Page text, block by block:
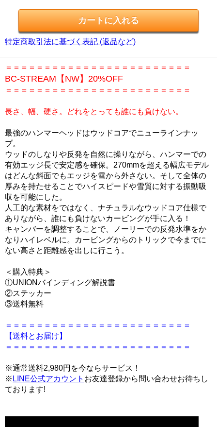
特定商取引法に基づく表記 (返品など)
＝＝＝＝＝＝＝＝＝＝＝＝＝＝＝＝＝＝＝＝＝＝＝＝
BC-STREAM【NW】20%OFF
＝＝＝＝＝＝＝＝＝＝＝＝＝＝＝＝＝＝＝＝＝＝＝＝
長さ、幅、硬さ。どれをとっても誰にも負けない。
最強のハンマーヘッドはウッドコアでニューラインナッ
プ。
ウッドのしなりや反発を自然に操りながら、ハンマーでの
有効エッジ長で安定感を確保。270mmを超える幅広モデル
はどんな斜面でもエッジを雪から外さない。そして全体の
厚みを持たせることでハイスピードや雪質に対する振動吸
収を可能にした。
人工的な素材をではなく、ナチュラルなウッドコア仕様で
ありながら、誰にも負けないカービングが手に入る！
キャンバーを調整することで、ノーリーでの反発水準をか
なりハイレベルに。カービングからのトリックで今までに
ない高さと距離感を出しに行こう。
＜購入特典＞
①UNIONバインディング解説書
②ステッカー
③送料無料
＝＝＝＝＝＝＝＝＝＝＝＝＝＝＝＝＝＝＝＝＝＝＝＝
【送料とお届け】
＝＝＝＝＝＝＝＝＝＝＝＝＝＝＝＝＝＝＝＝＝＝＝＝
※通常送料2,980円を今ならサービス！
※ LINE公式アカウント お友達登録から問い合わせお待ちし
ております!